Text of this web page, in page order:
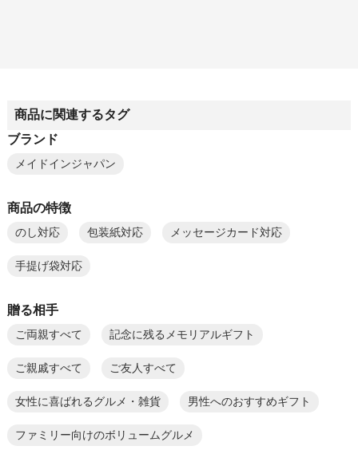
商品に関連するタグ
ブランド
メイドインジャパン
商品の特徴
のし対応 包装紙対応 メッセージカード対応
手提げ袋対応
贈る相手
ご両親すべて 記念に残るメモリアルギフト
ご親戚すべて ご友人すべて
女性に喜ばれるグルメ・雑貨 男性へのおすすめギフト
ファミリー向けのボリュームグルメ